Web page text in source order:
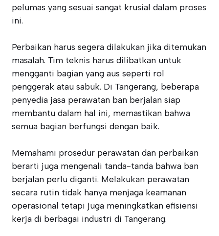
pelumas yang sesuai sangat krusial dalam proses
ini.
Perbaikan harus segera dilakukan jika ditemukan
masalah. Tim teknis harus dilibatkan untuk
mengganti bagian yang aus seperti rol
penggerak atau sabuk. Di Tangerang, beberapa
penyedia jasa perawatan ban berjalan siap
membantu dalam hal ini, memastikan bahwa
semua bagian berfungsi dengan baik.
Memahami prosedur perawatan dan perbaikan
berarti juga mengenali tanda-tanda bahwa ban
berjalan perlu diganti. Melakukan perawatan
secara rutin tidak hanya menjaga keamanan
operasional tetapi juga meningkatkan efisiensi
kerja di berbagai industri di Tangerang.